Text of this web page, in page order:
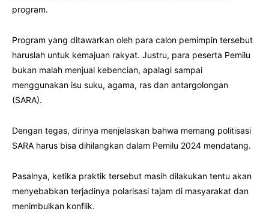
program.
Program yang ditawarkan oleh para calon pemimpin tersebut
haruslah untuk kemajuan rakyat. Justru, para peserta Pemilu
bukan malah menjual kebencian, apalagi sampai
menggunakan isu suku, agama, ras dan antargolongan
(SARA).
Dengan tegas, dirinya menjelaskan bahwa memang politisasi
SARA harus bisa dihilangkan dalam Pemilu 2024 mendatang.
Pasalnya, ketika praktik tersebut masih dilakukan tentu akan
menyebabkan terjadinya polarisasi tajam di masyarakat dan
menimbulkan konflik.